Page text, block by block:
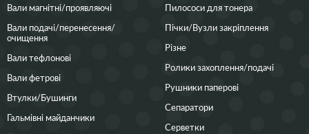
Вали магнітні/проявляючі
Вали подачі/перенесення/
очищення
Вали тефлонові
Вали фетрові
Втулки/Бушинги
Гальмівні майданчики
Пилососи для тонера
Пічки/Вузли закріплення
Різне
Ролики захоплення/подачі
Рушники паперові
Сепаратори
Серветки